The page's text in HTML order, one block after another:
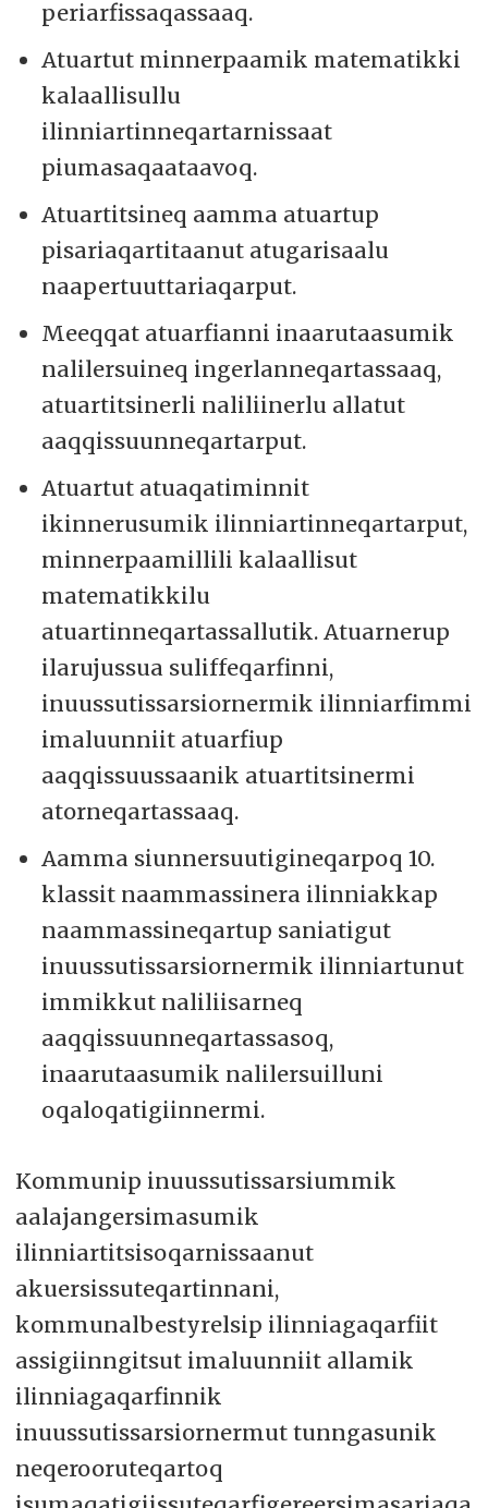
periarfissaqassaaq.
Atuartut minnerpaamik matematikki
kalaallisullu
ilinniartinneqartarnissaat
piumasaqaataavoq.
Atuartitsineq aamma atuartup
pisariaqartitaanut atugarisaalu
naapertuuttariaqarput.
Meeqqat atuarfianni inaarutaasumik
nalilersuineq ingerlanneqartassaaq,
atuartitsinerli naliliinerlu allatut
aaqqissuunneqartarput.
Atuartut atuaqatiminnit
ikinnerusumik ilinniartinneqartarput,
minnerpaamillili kalaallisut
matematikkilu
atuartinneqartassallutik. Atuarnerup
ilarujussua suliffeqarfinni,
inuussutissarsiornermik ilinniarfimmi
imaluunniit atuarfiup
aaqqissuussaanik atuartitsinermi
atorneqartassaaq.
Aamma siunnersuutigineqarpoq 10.
klassit naammassinera ilinniakkap
naammassineqartup saniatigut
inuussutissarsiornermik ilinniartunut
immikkut naliliisarneq
aaqqissuunneqartassasoq,
inaarutaasumik nalilersuilluni
oqaloqatigiinnermi.
Kommunip inuussutissarsiummik
aalajangersimasumik
ilinniartitsisoqarnissaanut
akuersissuteqartinnani,
kommunalbestyrelsip ilinniagaqarfiit
assigiinngitsut imaluunniit allamik
ilinniagaqarfinnik
inuussutissarsiornermut tunngasunik
neqerooruteqartoq